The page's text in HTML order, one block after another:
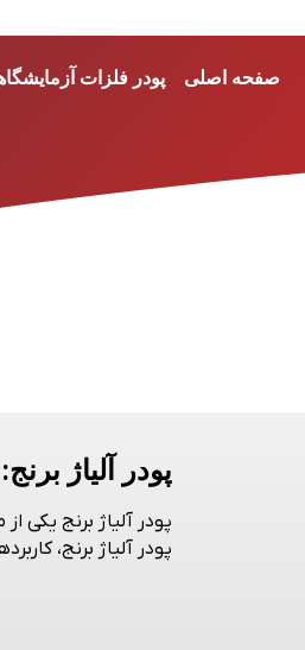
صفحه اصلی پودر فلزات
پودر آلیاژ
پودر آلیاژ برنج یکی
پودر آلیاژ برنج،